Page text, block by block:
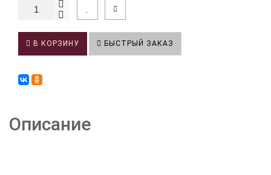
В КОРЗИНУ БЫСТРЫЙ ЗАКАЗ
Описание